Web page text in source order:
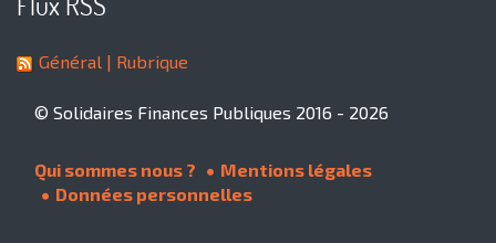
Général | Rubrique
© Solidaires Finances Publiques 2016 - 2026
Qui sommes nous ?
Mentions légales
Données personnelles